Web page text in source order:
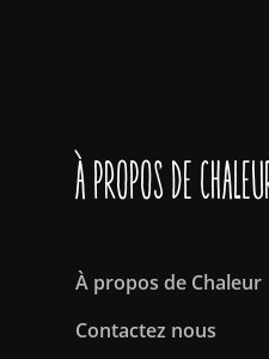
À propos de
À propos de Chaleur
Contactez nous